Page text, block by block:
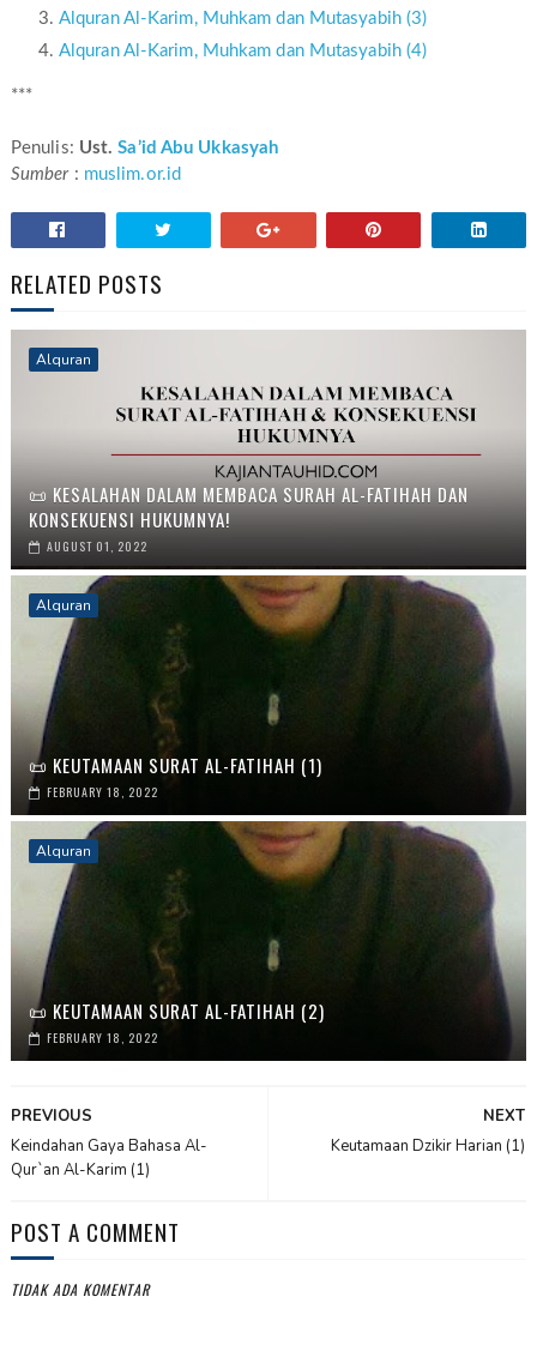
Alquran Al-Karim, Muhkam dan Mutasyabih (3)
Alquran Al-Karim, Muhkam dan Mutasyabih (4)
***
Penulis: Ust.Sa’id Abu Ukkasyah
Sumber : muslim.or.id
RELATED POSTS
Alquran
📜 KESALAHAN DALAM MEMBACA SURAH AL-FATIHAH DAN
KONSEKUENSI HUKUMNYA!
AUGUST 01, 2022
Alquran
📜 KEUTAMAAN SURAT AL-FATIHAH (1)
FEBRUARY 18, 2022
Alquran
📜 KEUTAMAAN SURAT AL-FATIHAH (2)
FEBRUARY 18, 2022
NEXT
Keutamaan Dzikir Harian (1)
PREVIOUS
Keindahan Gaya Bahasa Al-
Qur`an Al-Karim (1)
POST A COMMENT
TIDAK ADA KOMENTAR